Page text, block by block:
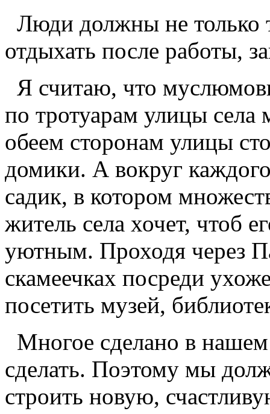
Люди должны не только
отдыхать после работы,
Я считаю, что
по тротуарам улицы
обеем сторонам улицы
домики. А вокруг
садик, в котором
житель села хочет, чтоб
уютным. Проходя через
скамеечках посреди
посетить музей,
Многое сделано в
сделать. Поэтому мы
строить новую,